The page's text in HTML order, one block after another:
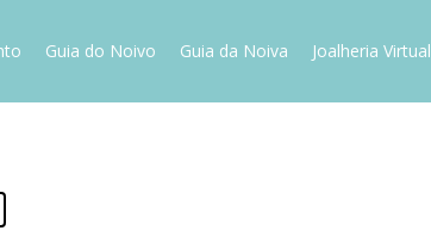
Guia do Noivo Guia da Noiva Joalheria Virtual